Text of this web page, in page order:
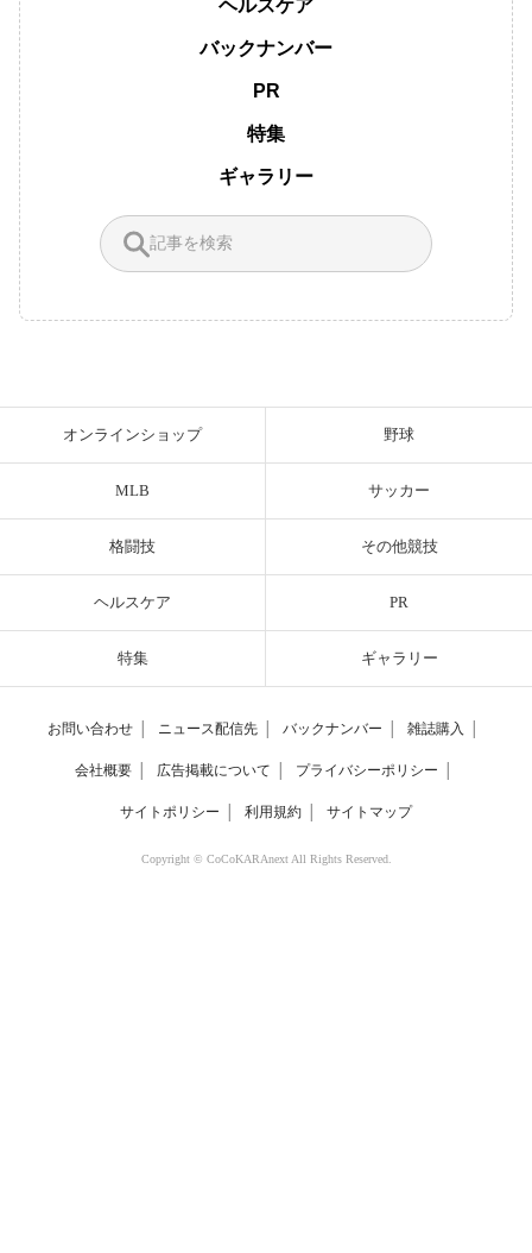
ヘルスケア
バックナンバー
PR
特集
ギャラリー
オンラインショップ 野球
MLB サッカー
格闘技 その他競技
ヘルスケア PR
特集 ギャラリー
お問い合わせ ニュース配信先 バックナンバー 雑誌購入
会社概要 広告掲載について プライバシーポリシー
サイトポリシー 利用規約 サイトマップ
Copyright © CoCoKARAnext All Rights Reserved.